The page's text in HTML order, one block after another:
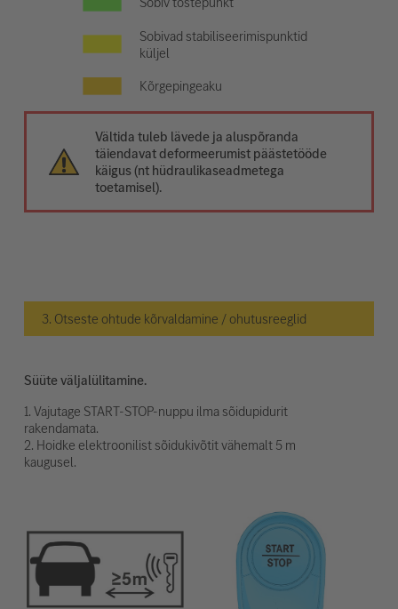
Sobivad stabiliseerimispunktid
küljel
Kõrgepingeaku
Vältida tuleb lävede ja aluspõranda
täiendavat deformeerumist päästetööde
käigus (nt hüdraulikaseadmetega
toetamisel).
3. Otseste ohtude kõrvaldamine / ohutusreeglid
Süüte väljalülitamine.
1. Vajutage START-STOP-nuppu ilma sõidupidurit
rakendamata.
2. Hoidke elektroonilist sõidukivõtit vähemalt 5 m
kaugusel.